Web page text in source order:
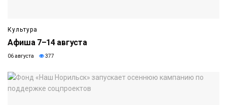
Культура
Афиша 7–14 августа
06 августа 377